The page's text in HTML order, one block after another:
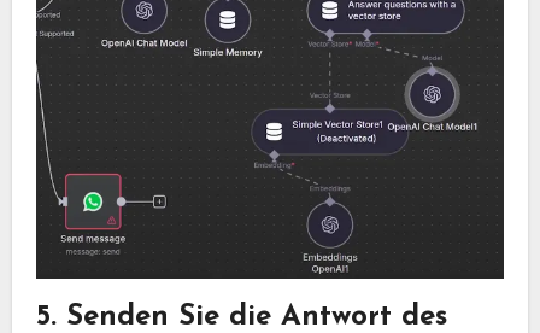
5. Senden Sie die Antwort des